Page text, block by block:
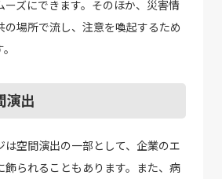
ーズにできます。そのほか、災害情
の場所で流し、注意を喚起するため
演出
は空間演出の一部として、企業のエ
飾られることもあります。また、病